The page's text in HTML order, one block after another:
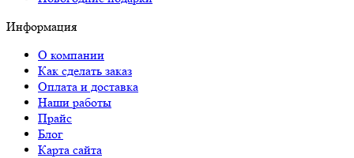
Информация
О компании
Как сделать заказ
Оплата и доставка
Наши работы
Прайс
Блог
Карта сайта